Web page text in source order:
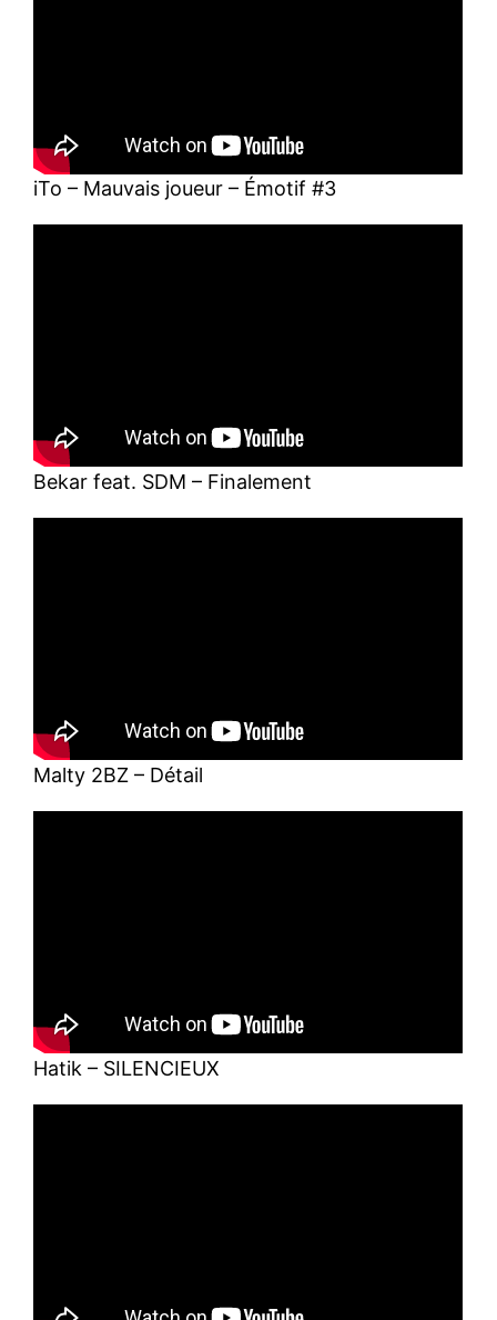
iTo – Mauvais joueur – Émotif #3
Bekar feat. SDM – Finalement
Malty 2BZ – Détail
Hatik – SILENCIEUX